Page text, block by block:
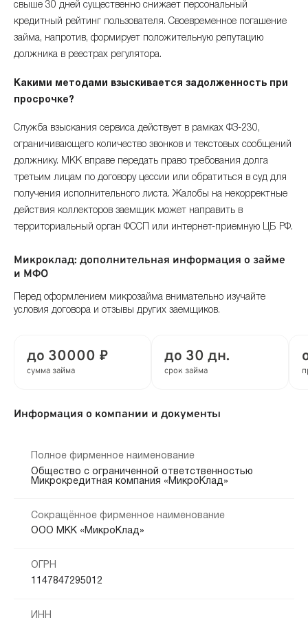
свыше 30 дней существенно снижает персональный
кредитный рейтинг пользователя. Своевременное погашение
займа, напротив, формирует положительную репутацию
должника в реестрах регулятора.
Какими методами взыскивается задолженность при
просрочке?
Служба взыскания сервиса действует в рамках ФЗ-230,
ограничивающего количество звонков и текстовых сообщений
должнику. МКК вправе передать право требования долга
третьим лицам по договору цессии или обратиться в суд для
получения исполнительного листа. Жалобы на некорректные
действия коллекторов заемщик может направить в
территориальный орган ФССП или интернет-приемную ЦБ РФ.
Микроклад: дополнительная информация о займе
и МФО
Перед оформлением микрозайма внимательно изучайте
условия договора и отзывы других заемщиков.
до 30000 ₽
сумма займа
до 30 дн.
срок займа
Информация о компании и документы
Полное фирменное наименование
Общество с ограниченной ответственностью
Микрокредитная компания «МикроКлад»
Сокращённое фирменное наименование
ООО МКК «МикроКлад»
ОГРН
1147847295012
ИНН